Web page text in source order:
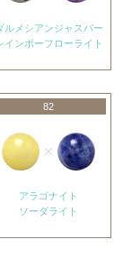
ルメシアンジャスパー
インボーフローライト
82
アラゴナイト
ソーダライト